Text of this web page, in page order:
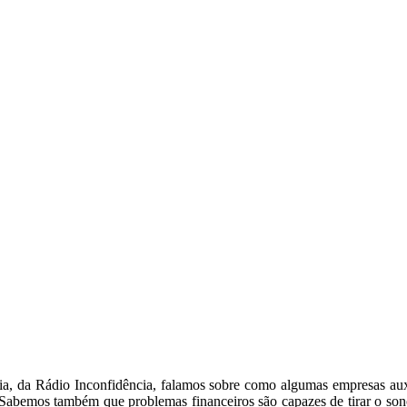
da Rádio Inconfidência, falamos sobre como algumas empresas
também que problemas financeiros são capazes de tirar o